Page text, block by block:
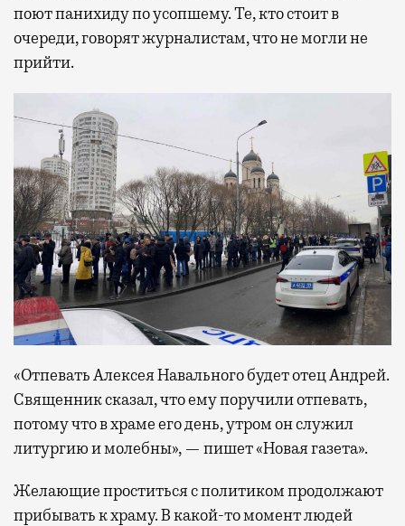
поют панихиду по усопшему. Те, кто стоит в
очереди, говорят журналистам, что не могли не
прийти.
«Отпевать Алексея Навального будет отец Андрей.
Священник сказал, что ему поручили отпевать,
потому что в храме его день, утром он служил
литургию и молебны», — пишет «Новая газета».
Желающие проститься с политиком продолжают
прибывать к храму. В какой-то момент людей